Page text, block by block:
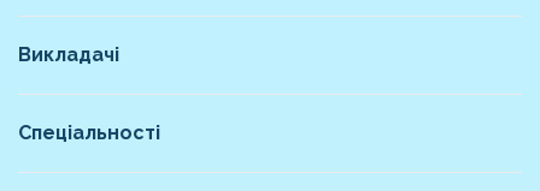
Викладачі
Спеціальності